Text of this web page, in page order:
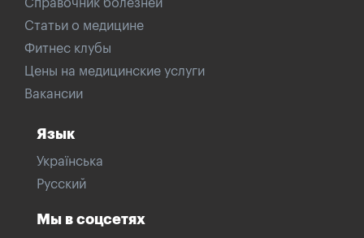
Справочник болезней
Статьи о медицине
Фитнес клубы
Цены на медицинские услуги
Вакансии
Язык
Українська
Русский
Мы в соцсетях